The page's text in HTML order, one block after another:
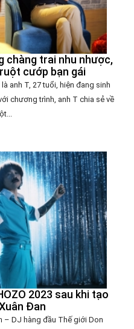
chàng trai nhu nhược,
cướp bạn gái
anh T, 27 tuổi, hiện đang sinh
chương trình, anh T chia sẻ về
2023 sau khi tạo
Đan
– DJ hàng đầu Thế giới Don